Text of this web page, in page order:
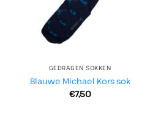
GEDRAGEN SOKKEN
Blauwe Michael Kors sok
€7,50